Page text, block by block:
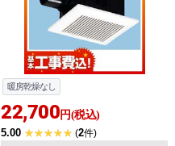
暖房乾燥なし
22,700円(税込)
5.00 (2件)